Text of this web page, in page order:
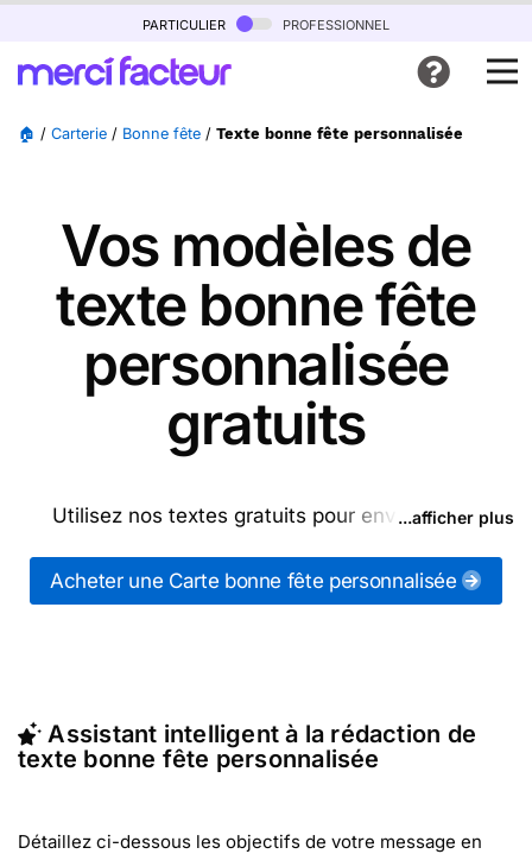
particulier professionnel
🏠 / Carterie / Bonne fête / Texte bonne fête personnalisée
Vos modèles de
texte bonne fête
personnalisée
gratuits
Utilisez nos textes gratuits pour envoyer des
messages de la catégorie "Bonne fête") ou
partagez ces modèles de textes sur vos réseaux
texte personnalisé par La Poste avec Merci Facteur
(c'est rapide et pas cher). Merci Facteur vous
propose 8 modèles imprimés de bonne fête
choix.
...afficher plus
Acheter une Carte bonne fête personnalisée
Assistant intelligent à la rédaction de
texte bonne fête personnalisée
Détaillez ci-dessous les objectifs de votre message en